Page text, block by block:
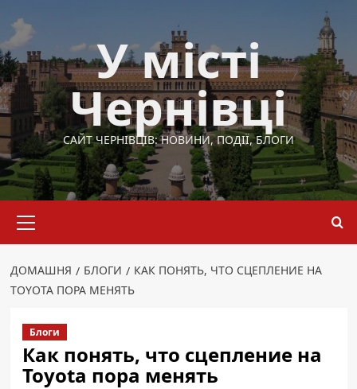
до
вмісту
У місті
Чернівці
САЙТ ЧЕРНІВЦІВ: НОВИНИ, ПОДІЇ, БЛОГИ
меню
ДОМАШНЯ БЛОГИ
КАК ПОНЯТЬ, ЧТО СЦЕПЛЕНИЕ НА
TOYOTA ПОРА МЕНЯТЬ
Блоги
Как понять, что сцепление на
Toyota пора менять